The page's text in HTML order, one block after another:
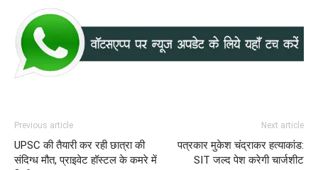
Previous article
UPSC की तैयारी कर रही छात्रा की
संदिग्ध मौत, प्राइवेट हॉस्टल के कमरे में
Next article
पत्रकार मुकेश चंद्राकर हत्याकांड:
SIT जल्द पेश करेगी चार्जशीट